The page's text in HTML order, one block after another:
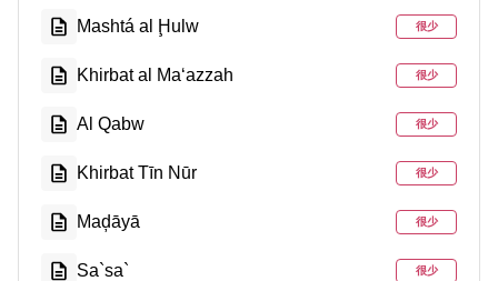
Mashtá al Ḩulw 很少
Khirbat al Ma‘azzah 很少
Al Qabw 很少
Khirbat Tīn Nūr 很少
Maḑāyā 很少
Sa`sa` 很少